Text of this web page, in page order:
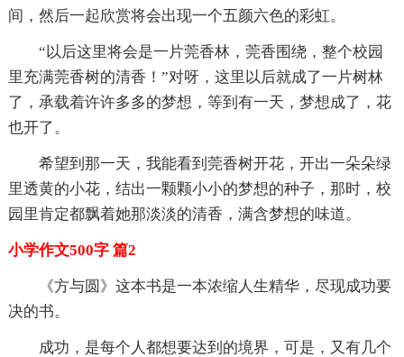
间，然后一起欣赏将会出现一个五颜六色的彩虹。
“以后这里将会是一片莞香林，莞香围绕，整个校园
里充满莞香树的清香！”对呀，这里以后就成了一片树林
了，承载着许许多多的梦想，等到有一天，梦想成了，花
也开了。
希望到那一天，我能看到莞香树开花，开出一朵朵绿
里透黄的小花，结出一颗颗小小的梦想的种子，那时，校
园里肯定都飘着她那淡淡的清香，满含梦想的味道。
小学作文500字 篇2
《方与圆》这本书是一本浓缩人生精华，尽现成功要
决的书。
成功，是每个人都想要达到的境界，可是，又有几个